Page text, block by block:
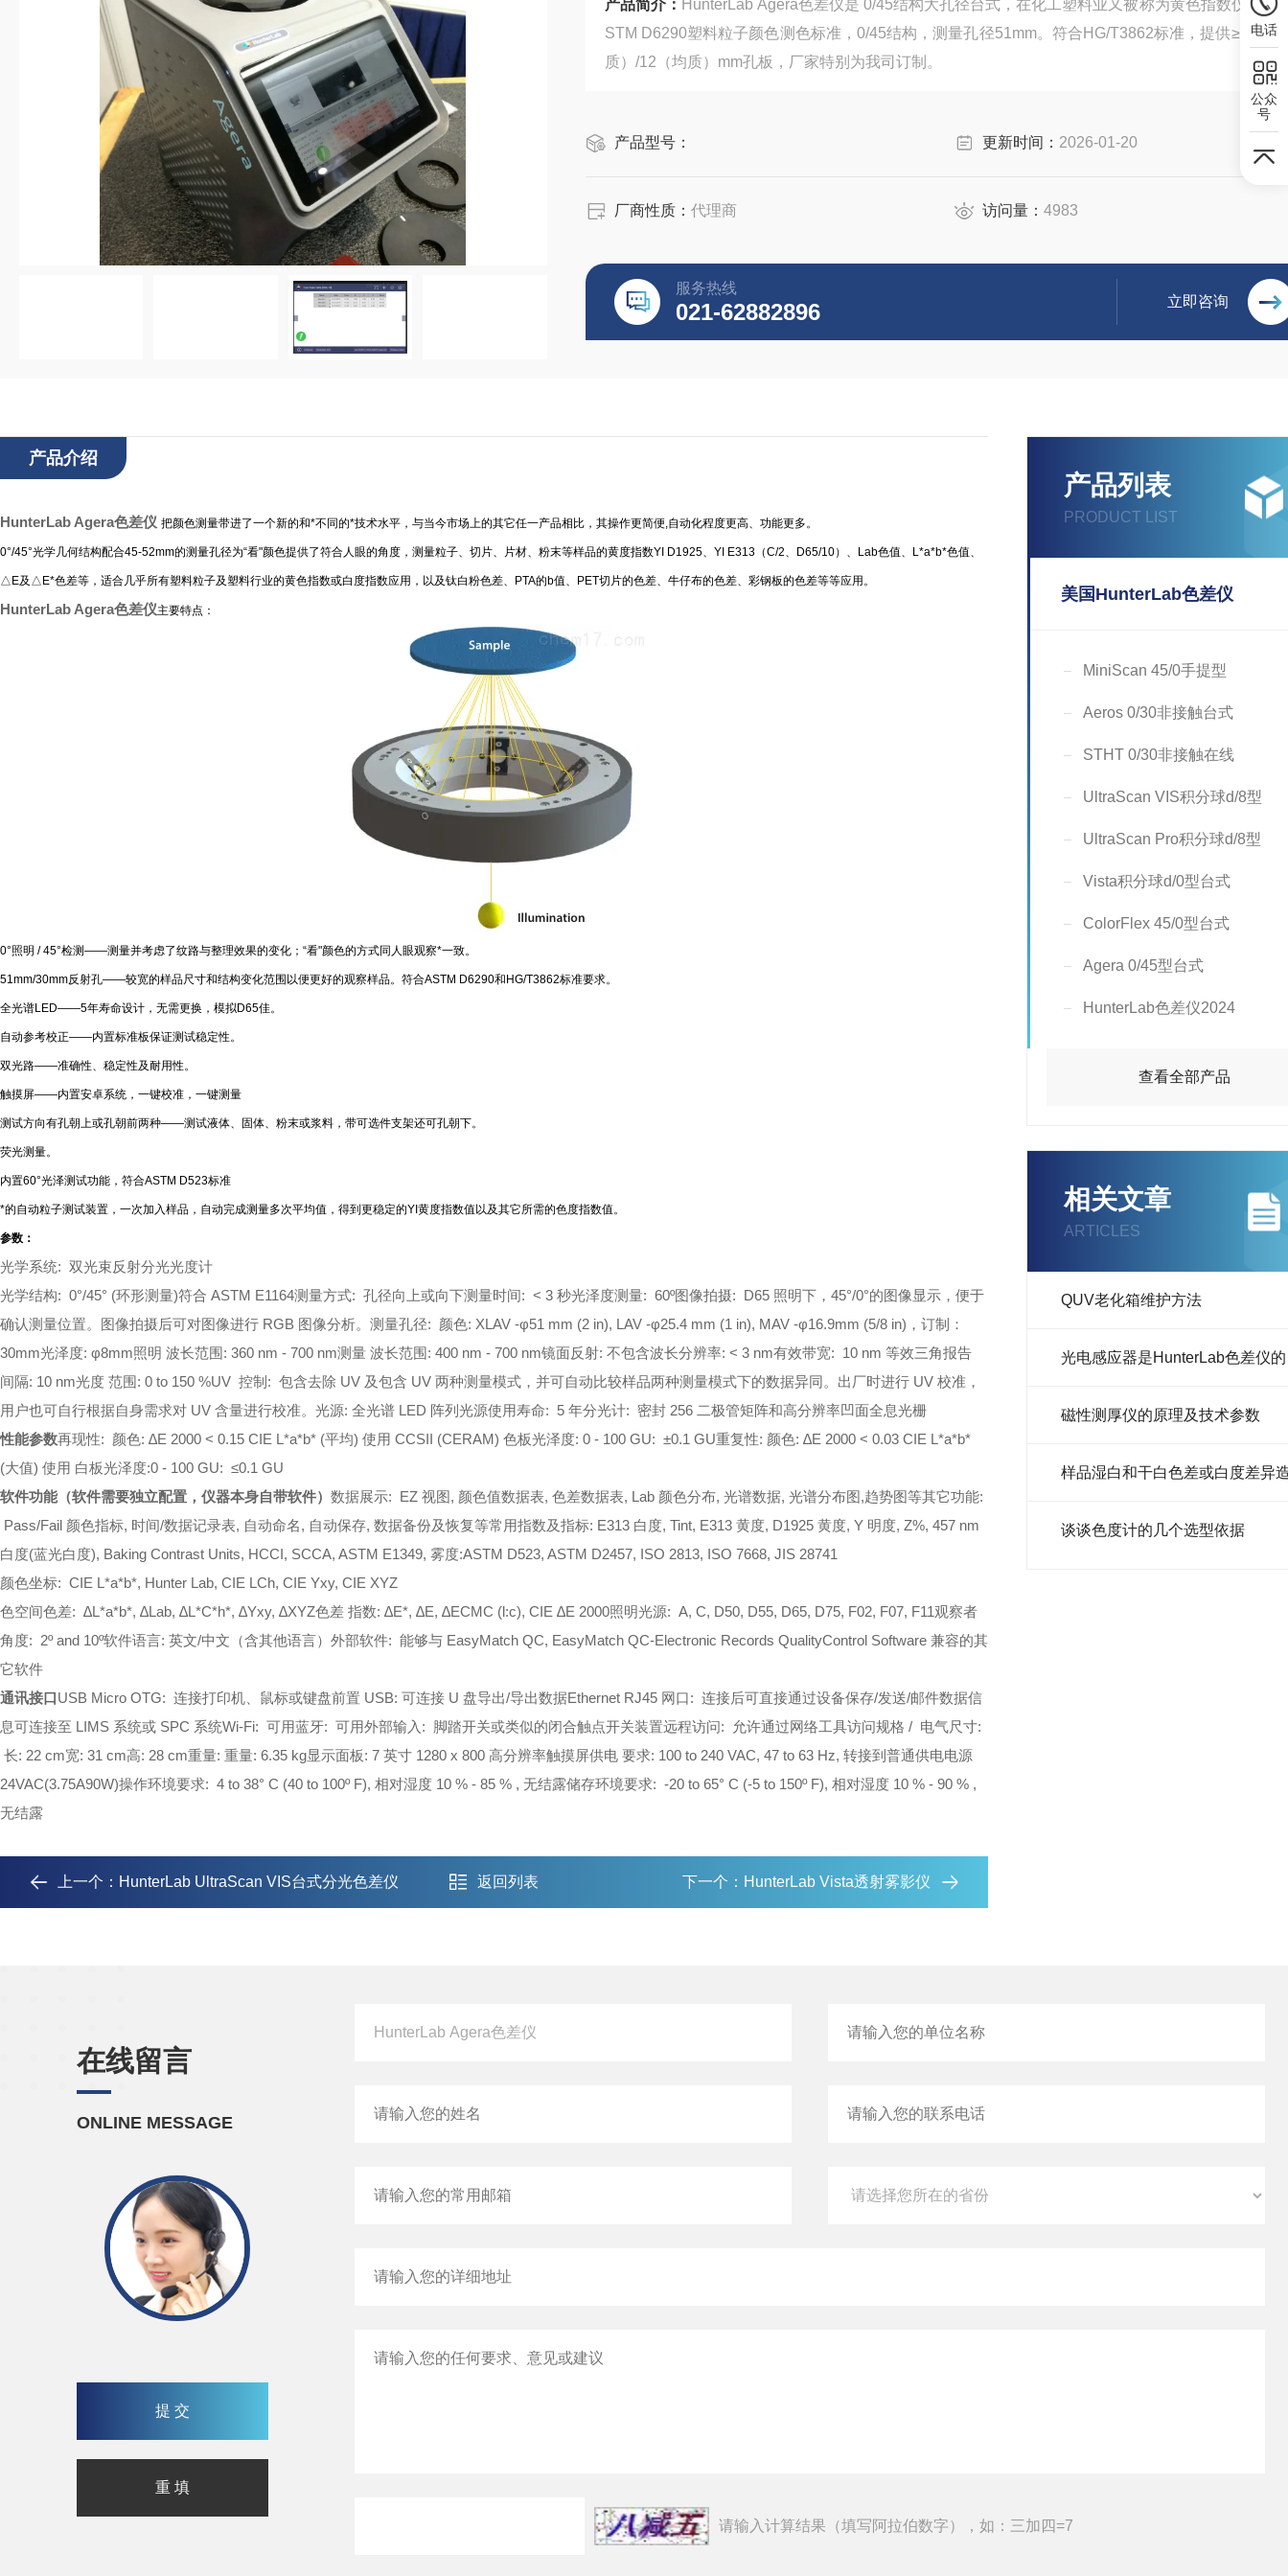
产品简介： HunterLab Agera色差仪是 0/45结构大孔径台式，在化工塑料业又被称为黄色指数仪，符
STM D6290塑料粒子颜色测色标准，0/45结构，测量孔径51mm。符合HG/T3862标准，提供≥30（
质）/12（均质）mm孔板，厂家特别为我司订制。
产品型号： 更新时间： 2026-01-20
厂商性质： 代理商 访问量：4983
服务热线
021-62882896 立即咨询
产品列表
PRODUCT LIST
美国HunterLab色差仪
MiniScan 45/0手提型
Aeros 0/30非接触台式
STHT 0/30非接触在线
UltraScan VIS积分球d/8型
UltraScan Pro积分球d/8型
Vista积分球d/0型台式
ColorFlex 45/0型台式
Agera 0/45型台式
HunterLab色差仪2024
查看全部产品
相关文章
ARTICLES
QUV老化箱维护方法
磁性测厚仪的原理及技术参数
谈谈色度计的几个选型依据
产品介绍
HunterLab Agera色差仪 把颜色测量带进了一个新的和*不同的*技术水平，与当今市场上的其它任一产品相比，其操作更简便,自动化程度更高、功能更多。
0°/45°光学几何结构配合45-52mm的测量孔径为“看"颜色提供了符合人眼的角度， 测量粒子、切片、片材、粉末等样品的黄度指数YI D1925、YI E313（C/2、D65/10）、Lab色值、L*a*b*色值、
△E及△E*色差等，适合几乎所有塑料粒子及塑料行业的黄色指数或白度指数应用，以及钛白粉色差、PTA的b值、PET切片的色差、牛仔布的色差、彩钢板的色差等等应用。
HunterLab Agera色差仪主要特点：
0°照明 / 45°检测——测量并考虑了纹路与整理效果的变化；“看"颜色的方式同人眼观察*一致。
51mm/30mm反射孔——较宽的样品尺寸和结构变化范围以便更好的观察样品。符合ASTM D6290和HG/T3862标准要求。
全光谱LED——5年寿命设计，无需更换，模拟D65佳。
自动参考校正——内置标准板保证测试稳定性。
双光路——准确性、稳定性及耐用性。
触摸屏——内置安卓系统，一键校准，一键测量
测试方向有孔朝上或孔朝前两种——测试液体、固体、粉末或浆料，带可选件支架还可孔朝下。
荧光测量。
内置60°光泽测试功能，符合ASTM D523标准
*的自动粒子测试装置，一次加入样品，自动完成测量多次平均值，得到更稳定的YI黄度指数值以及其它所需的色度指数值。
参数：
光学系统: 双光束反射分光光度计
光学结构: 0°/45° (环形测量)符合 ASTM E1164测量方式: 孔径向上或向下测量时间: < 3 秒光泽度测量: 60º图像拍摄: D65 照明下，45°/0°的图像显示，便于
确认测量位置。图像拍摄后可对图像进行 RGB 图像分析。 测量孔径: 颜色: XLAV -φ51 mm (2 in), LAV -φ25.4 mm (1 in), MAV -φ16.9mm (5/8 in)，订制：
30mm光泽度: φ8mm照明 波长范围: 360 nm - 700 nm测量 波长范围: 400 nm - 700 nm镜面反射: 不包含波长分辨率: < 3 nm有效带宽: 10 nm 等效三角报告
间隔: 10 nm光度 范围: 0 to 150 %UV 控制: 包含去除 UV 及包含 UV 两种测量模式，并可自动比较样品两种测量模式下的数据异同。出厂时进行 UV 校准，
用户也可自行根据自身需求对 UV 含量进行校准。 光源: 全光谱 LED 阵列 光源使用寿命: 5 年分光计: 密封 256 二极管矩阵和高分辨率凹面全息光栅
性能参数再现性: 颜色: ∆E 2000 < 0.15 CIE L*a*b* (平均) 使用 CCSII (CERAM) 色板光泽度: 0 - 100 GU: ±0.1 GU重复性: 颜色: ∆E 2000 < 0.03 CIE L*a*b*
(大值) 使用 白板光泽度:0 - 100 GU: ≤0.1 GU
软件功能（软件需要独立配置，仪器本身自带软件） 数据展示: EZ 视图, 颜色值数据表, 色差数据表, Lab 颜色分布, 光谱数据, 光谱分布图,趋势图等其它功能:
Pass/Fail 颜色指标, 时间/数据记录表, 自动命名, 自动保存, 数据备份及恢复等常用指数及指标: E313 白度, Tint, E313 黄度, D1925 黄度, Y 明度, Z%, 457 nm
白度(蓝光白度), Baking Contrast Units, HCCI, SCCA, ASTM E1349, 雾度:ASTM D523, ASTM D2457, ISO 2813, ISO 7668, JIS 28741
颜色坐标: CIE L*a*b*, Hunter Lab, CIE LCh, CIE Yxy, CIE XYZ
色空间色差: ∆L*a*b*, ∆Lab, ∆L*C*h*, ∆Yxy, ∆XYZ色差 指数: ∆E*, ∆E, ∆ECMC (l:c), CIE ∆E 2000照明光源: A, C, D50, D55, D65, D75, F02, F07, F11观察者
角度: 2º and 10º软件语言: 英文/中文（含其他语言） 外部软件: 能够与 EasyMatch QC, EasyMatch QC-Electronic Records QualityControl Software 兼容的其
它软件
通讯接口USB Micro OTG: 连接打印机、鼠标或键盘前置 USB: 可连接 U 盘导出/导出数据Ethernet RJ45 网口: 连接后可直接通过设备保存/发送/邮件数据信
息可连接至 LIMS 系统或 SPC 系统Wi-Fi: 可用蓝牙: 可用外部输入: 脚踏开关或类似的闭合触点开关装置远程访问: 允许通过网络工具访问规格 / 电气尺寸:
长: 22 cm宽: 31 cm高: 28 cm重量: 重量: 6.35 kg显示面板: 7 英寸 1280 x 800 高分辨率触摸屏供电 要求: 100 to 240 VAC, 47 to 63 Hz, 转接到普通供电电源
24VAC(3.75A90W)操作环境要求: 4 to 38° C (40 to 100º F), 相对湿度 10 % - 85 % , 无结露储存环境要求: -20 to 65° C (-5 to 150º F), 相对湿度 10 % - 90 % ,
无结露
上一个： HunterLab UltraScan VIS台式分光色差仪 返回列表 下一个： HunterLab Vista透射雾影仪
在线留言
ONLINE MESSAGE
请输入计算结果（填写阿拉伯数字），如：三加四=7
电话
公众
号